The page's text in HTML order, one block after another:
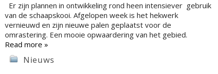
Er zijn plannen in ontwikkeling rond heen intensiever gebruik
van de schaapskooi. Afgelopen week is het hekwerk
vernieuwd en zijn nieuwe palen geplaatst voor de
omrastering. Een mooie opwaardering van het gebied.
Read more »
Nieuws